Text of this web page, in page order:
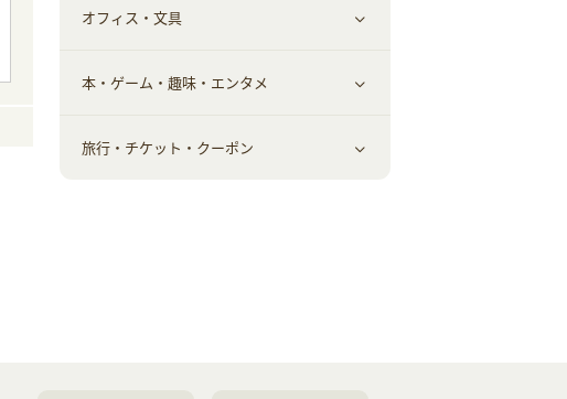
脱毛用品
美容食品
日用品・薬局・からだ
お役立ち
生活雑貨・家具インテリア
赤ちゃん・こども・マタニティ
ギフト・贈答品
フラワー
すべて見る
習い事・学習・学校
オフィス・文具
すべて見る
オフィス・文具
本・ゲーム・趣味・エンタメ
すべて見る
旅行・チケット・クーポン